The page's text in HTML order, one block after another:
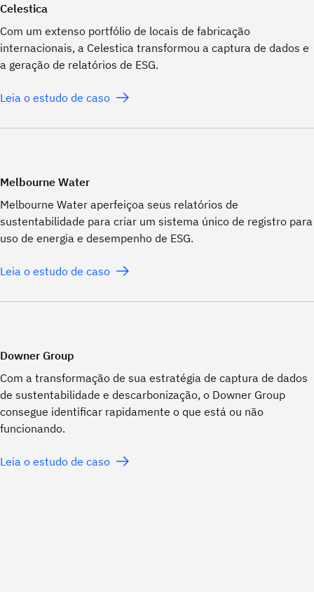
Celestica
Com um extenso portfólio de locais de fabricação
internacionais, a Celestica transformou a captura de dados e
a geração de relatórios de ESG.
Leia o estudo de caso
Melbourne Water
Melbourne Water aperfeiçoa seus relatórios de
sustentabilidade para criar um sistema único de registro para
uso de energia e desempenho de ESG.
Leia o estudo de caso
Downer Group
Com a transformação de sua estratégia de captura de dados
de sustentabilidade e descarbonização, o Downer Group
consegue identificar rapidamente o que está ou não
funcionando.
Leia o estudo de caso